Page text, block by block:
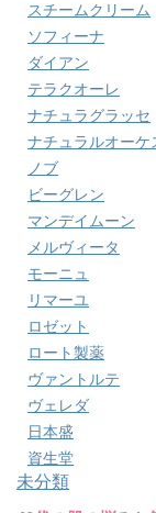
スチームクリーム
ソフィーナ
ダイアン
テラクオーレ
ナチュラグラッセ
ナチュラルオーケ
ノブ
ビーグレン
マンデイムーン
メルヴィータ
モーニュ
リマーユ
ロゼット
ロート製薬
ヴァントルテ
ヴェレダ
日本盛
資生堂
未分類